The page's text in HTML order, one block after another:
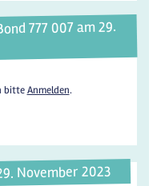
777 007 am 29.
bitteAnmelden.
November 2023